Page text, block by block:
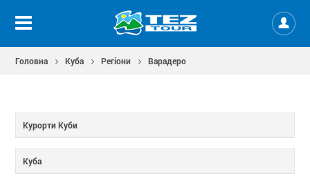
Головна Куба Регіони Варадеро
Курорти Куби
Куба